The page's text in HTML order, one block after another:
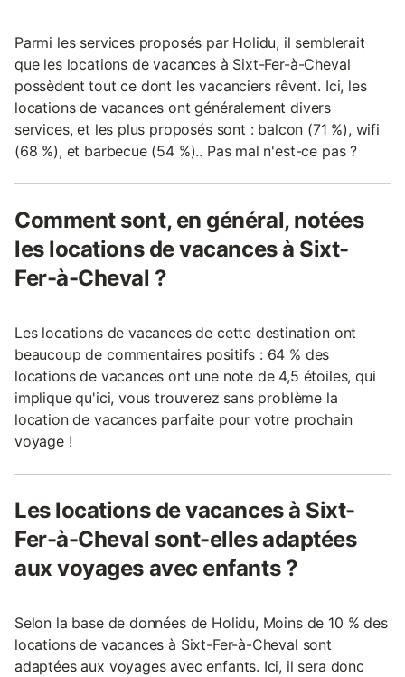
Parmi les services proposés par Holidu, il semblerait
que les locations de vacances à Sixt-Fer-à-Cheval
possèdent tout ce dont les vacanciers rêvent. Ici, les
locations de vacances ont généralement divers
services, et les plus proposés sont : balcon (71 %), wifi
(68 %), et barbecue (54 %).. Pas mal n'est-ce pas ?
Comment sont, en général, notées
les locations de vacances à Sixt-
Fer-à-Cheval ?
Les locations de vacances de cette destination ont
beaucoup de commentaires positifs : 64 % des
locations de vacances ont une note de 4,5 étoiles, qui
implique qu'ici, vous trouverez sans problème la
location de vacances parfaite pour votre prochain
voyage !
Les locations de vacances à Sixt-
Fer-à-Cheval sont-elles adaptées
aux voyages avec enfants ?
Selon la base de données de Holidu, Moins de 10 % des
locations de vacances à Sixt-Fer-à-Cheval sont
adaptées aux voyages avec enfants. Ici, il sera donc